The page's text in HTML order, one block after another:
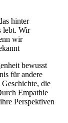
hinter
lebt. Wir
wir
bewusst
für andere
die
Empathie
Perspektiven